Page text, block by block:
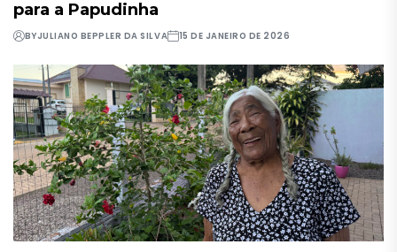
para a Papudinha
BYJULIANO BEPPLER DA SILVA 15 DE JANEIRO DE 2026